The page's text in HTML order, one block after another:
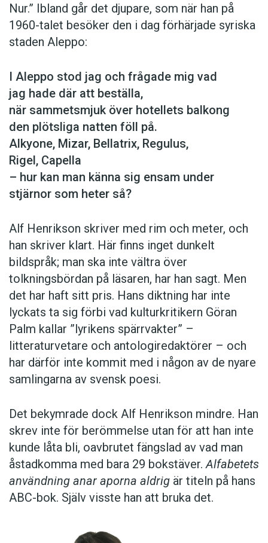
Nur.” Ibland går det djupare, som när han på
1960-talet besöker den i dag förhärjade syriska
staden Aleppo:
I Aleppo stod jag och frågade mig vad
jag hade där att beställa,
när sammetsmjuk över hotellets balkong
den plötsliga natten föll på.
Alkyone, Mizar, Bellatrix, Regulus,
Rigel, Capella
– hur kan man känna sig ensam under
stjärnor som heter så?
Alf Henrikson skriver med rim och meter, och
han skriver klart. Här finns inget dunkelt
bildspråk; man ska inte vältra över
tolkningsbördan på läsaren, har han sagt. Men
det har haft sitt pris. Hans diktning har inte
lyckats ta sig förbi vad kulturkritikern Göran
Palm kallar ”lyrikens spärrvakter” –
litteraturvetare och antologiredaktörer – och
har därför inte kommit med i någon av de nyare
samlingarna av svensk poesi.
Det bekymrade dock Alf Henrikson mindre. Han
skrev inte för berömmelse utan för att han inte
kunde låta bli, oavbrutet fängslad av vad man
åstadkomma med bara 29 bokstäver.Alfabetets
användning anar aporna aldrig är titeln på hans
ABC-bok. Själv visste han att bruka det.